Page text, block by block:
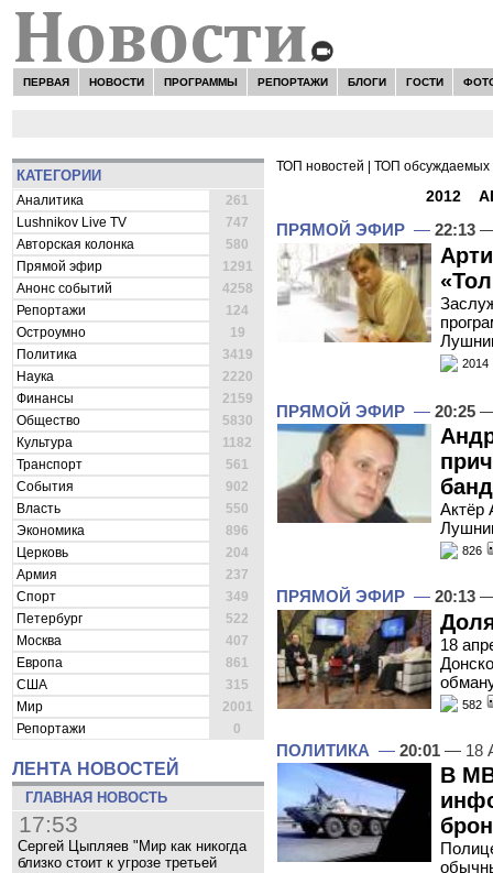
ПЕРВАЯ НОВОСТИ ПРОГРАММЫ РЕПОРТАЖИ БЛОГИ ГОСТИ
КАТЕГОРИИ
Аналитика
261
Lushnikov Live TV
747
Авторская колонка
580
Прямой эфир
1291
Анонс событий
4258
Репортажи
124
Остроумно
19
Политика
3419
Наука
2220
Финансы
2159
Общество
5830
Культура
1182
Транспорт
561
События
902
Власть
550
Экономика
896
Церковь
204
Армия
237
Спорт
349
Петербург
522
Москва
407
Европа
861
США
315
Мир
2001
Репортажи
0
ЛЕНТА НОВОСТЕЙ
ГЛАВНАЯ НОВОСТЬ
17:53
Сергей Цыпляев "Мир как никогда
близко стоит к угрозе третьей
ТОП новостей ТОП обсуждаемых
2012
ПРЯМОЙ ЭФИР — 22:13 —
2014
ПРЯМОЙ ЭФИР — 20:25 —
Актёр
826
ПРЯМОЙ ЭФИР — 20:13 —
18
582
ПОЛИТИКА — 20:01 — 18
В